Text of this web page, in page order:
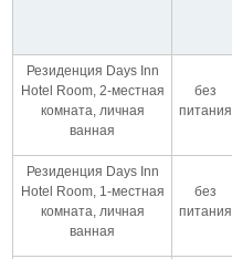
Резиденция Days Inn
Hotel Room, 2-местная
комната, личная
ванная
без
питания
Резиденция Days Inn
Hotel Room, 1-местная
комната, личная
ванная
без
питания